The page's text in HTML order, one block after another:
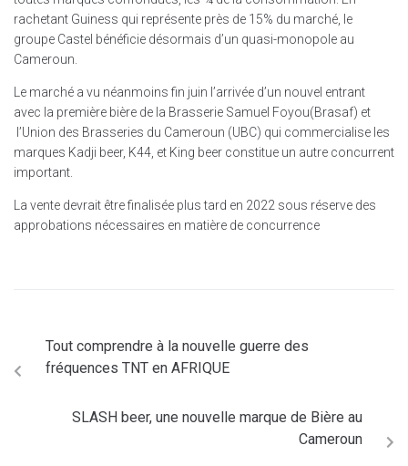
rachetant Guiness qui représente près de 15% du marché, le
groupe Castel bénéficie désormais d’un quasi-monopole au
Cameroun.
Le marché a vu néanmoins fin juin l’arrivée d’un nouvel entrant
avec la première bière de la Brasserie Samuel Foyou(Brasaf) et
l’Union des Brasseries du Cameroun (UBC) qui commercialise les
marques Kadji beer, K44, et King beer constitue un autre concurrent
important.
La vente devrait être finalisée plus tard en 2022 sous réserve des
approbations nécessaires en matière de concurrence
Tout comprendre à la nouvelle guerre des
fréquences TNT en AFRIQUE
SLASH beer, une nouvelle marque de Bière au
Cameroun